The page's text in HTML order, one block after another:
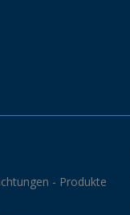
- Produkte